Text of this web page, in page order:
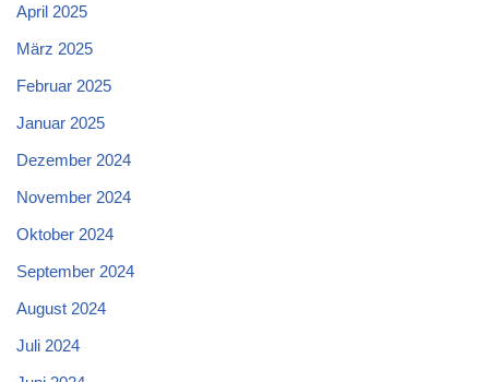
April 2025
März 2025
Februar 2025
Januar 2025
Dezember 2024
November 2024
Oktober 2024
September 2024
August 2024
Juli 2024